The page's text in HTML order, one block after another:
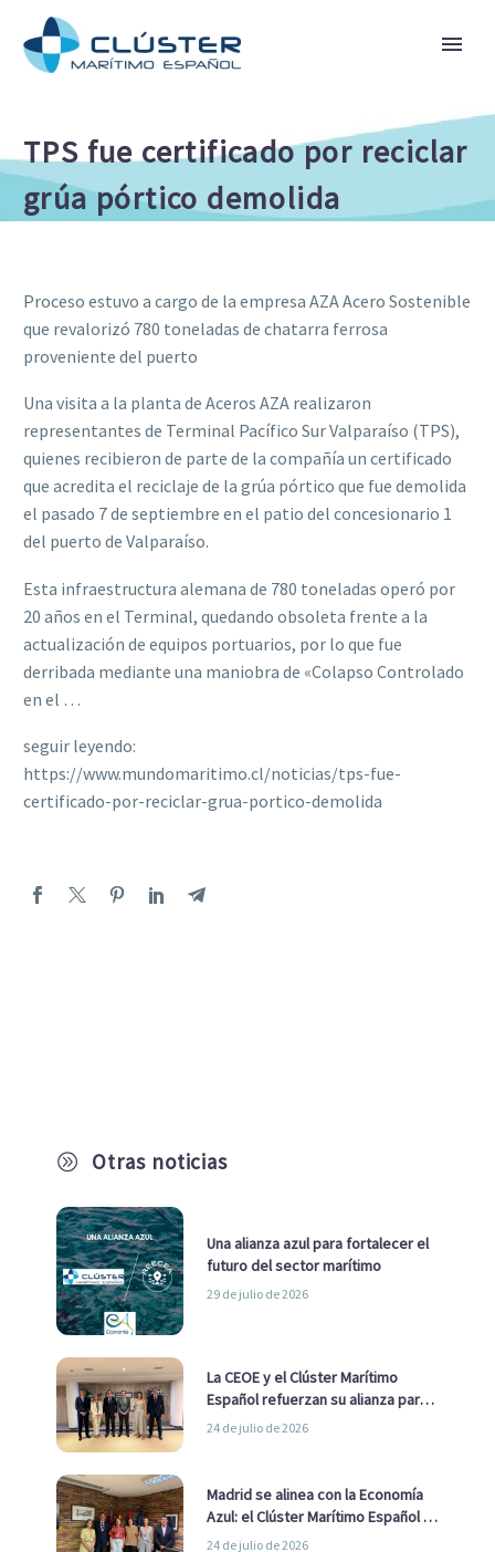
TPS fue certificado por reciclar
grúa pórtico demolida
A Otras noticias
Una alianza azul para fortalecer el
futuro del sector marítimo
29 de julio de 2026
La CEOE y el Clúster Marítimo
Español refuerzan su alianza para
impulsar una estrategia Nacional
24 de julio de 2026
Madrid se alinea con la Economía
Azul: el Clúster Marítimo Español y
la Real Liga Naval avanzan alianzas
24 de julio de 2026
Proceso estuvo a cargo de la empresa AZA Acero Sostenible
que revalorizó 780 toneladas de chatarra ferrosa
proveniente del puerto
Una visita a la planta de Aceros AZA realizaron
representantes de Terminal Pacífico Sur Valparaíso (TPS),
quienes recibieron de parte de la compañía un certificado
que acredita el reciclaje de la grúa pórtico que fue demolida
el pasado 7 de septiembre en el patio del concesionario 1
del puerto de Valparaíso.
Esta infraestructura alemana de 780 toneladas operó por
20 años en el Terminal, quedando obsoleta frente a la
actualización de equipos portuarios, por lo que fue
derribada mediante una maniobra de «Colapso Controlado
en el …
seguir leyendo:
https://www.mundomaritimo.cl/noticias/tps-fue-
certificado-por-reciclar-grua-portico-demolida